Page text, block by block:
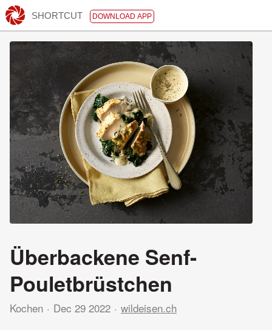
SHORTCUT DOWNLOAD APP
Überbackene Senf-
Pouletbrüstchen
Kochen Dec 29 2022 wildeisen.ch